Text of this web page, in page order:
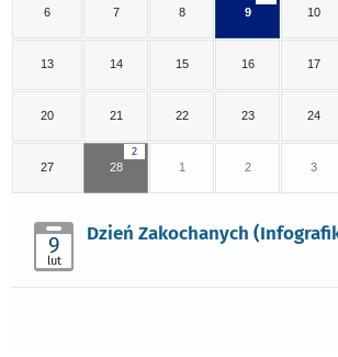
6 7 8 9 10
13 14 15 16 17
20 21 22 23 24
27
2
28 1 2 3
9
lut
Dzień Zakochanych